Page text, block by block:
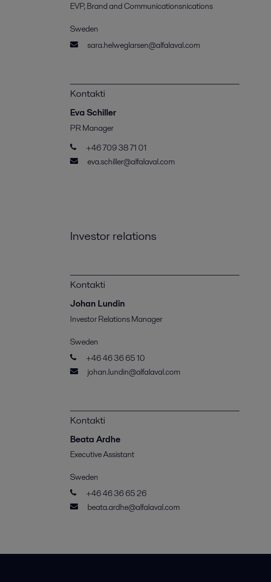
EVP, Brand and Communicationsnications
Sweden
sara.helweglarsen@alfalaval.com
Kontakti
Eva Schiller
PR Manager
+46 709 38 71 01
eva.schiller@alfalaval.com
Investor relations
Kontakti
Johan Lundin
Investor Relations Manager
Sweden
+46 46 36 65 10
johan.lundin@alfalaval.com
Kontakti
Beata Ardhe
Executive Assistant
Sweden
+46 46 36 65 26
beata.ardhe@alfalaval.com